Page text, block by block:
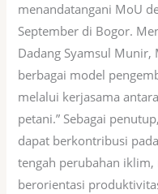
menandatangani MoU
September di Bogor.
Dadang Syamsul Munir,
berbagai model
melalui kerjasama
petani.” Sebagai
dapat berkontribusi
tengah perubahan
berorientasi